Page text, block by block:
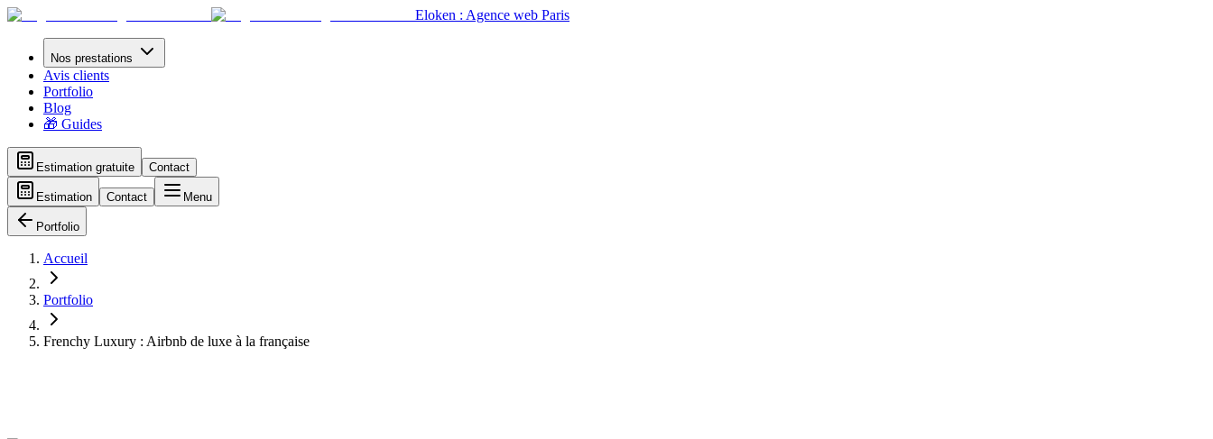
Eloken : Agence web Paris
Nos prestations
Avis clients
Portfolio
Blog
🎁 Guides
Estimation gratuite Contact
Estimation Contact Menu
Portfolio
Accueil
Portfolio
Frenchy Luxury : Airbnb de luxe à la française